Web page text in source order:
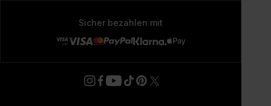
Sicher bezahlen mit